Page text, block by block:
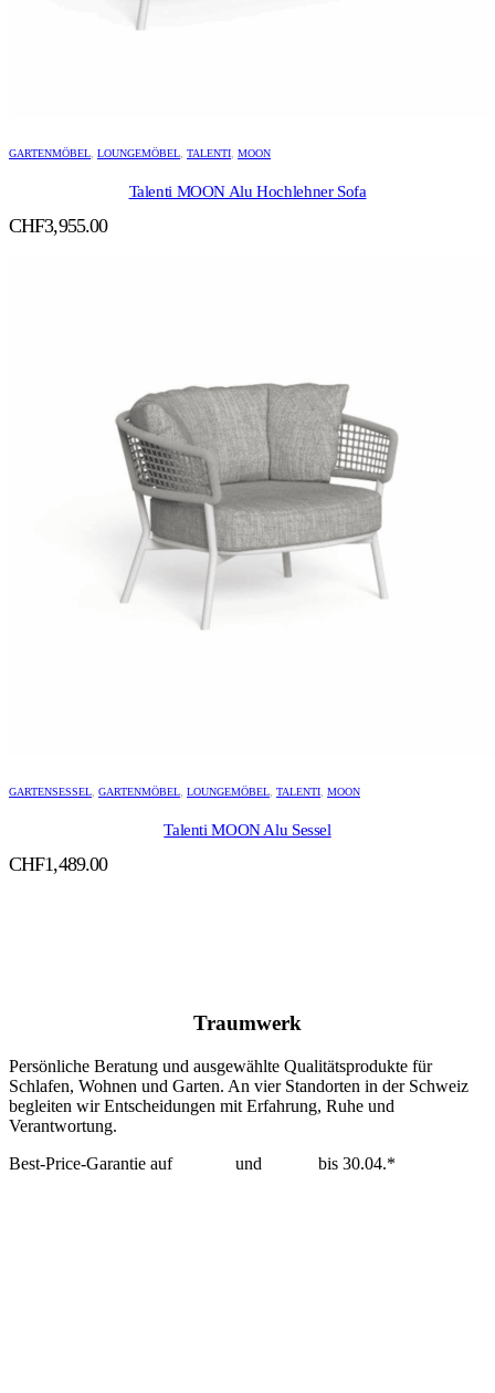
GARTENMÖBEL, LOUNGEMÖBEL, TALENTI, MOON
Talenti MOON Alu Hochlehner Sofa
CHF3,955.00
GARTENSESSEL, GARTENMÖBEL, LOUNGEMÖBEL, TALENTI, MOON
Talenti MOON Alu Sessel
CHF1,489.00
Traumwerk
Persönliche Beratung und ausgewählte Qualitätsprodukte für
Schlafen, Wohnen und Garten. An vier Standorten in der Schweiz
begleiten wir Entscheidungen mit Erfahrung, Ruhe und
Verantwortung.
Best-Price-Garantie auf
und
bis 30.04.*